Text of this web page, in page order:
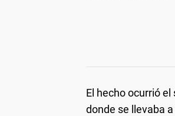
El hecho ocurrió
donde se llevaba